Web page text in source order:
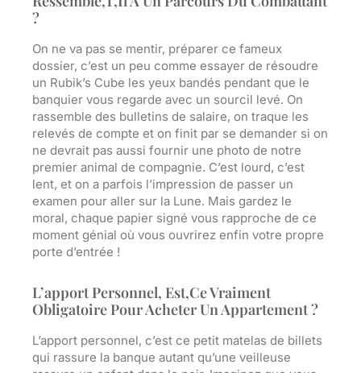
?
On ne va pas se mentir, préparer ce fameux
dossier, c’est un peu comme essayer de résoudre
un Rubik’s Cube les yeux bandés pendant que le
banquier vous regarde avec un sourcil levé. On
rassemble des bulletins de salaire, on traque les
relevés de compte et on finit par se demander si on
ne devrait pas aussi fournir une photo de notre
premier animal de compagnie. C’est lourd, c’est
lent, et on a parfois l’impression de passer un
examen pour aller sur la Lune. Mais gardez le
moral, chaque papier signé vous rapproche de ce
moment génial où vous ouvrirez enfin votre propre
porte d’entrée !
L’apport Personnel, Est,ce Vraiment
Obligatoire Pour Acheter Un Appartement ?
L’apport personnel, c’est ce petit matelas de billets
qui rassure la banque autant qu’une veilleuse